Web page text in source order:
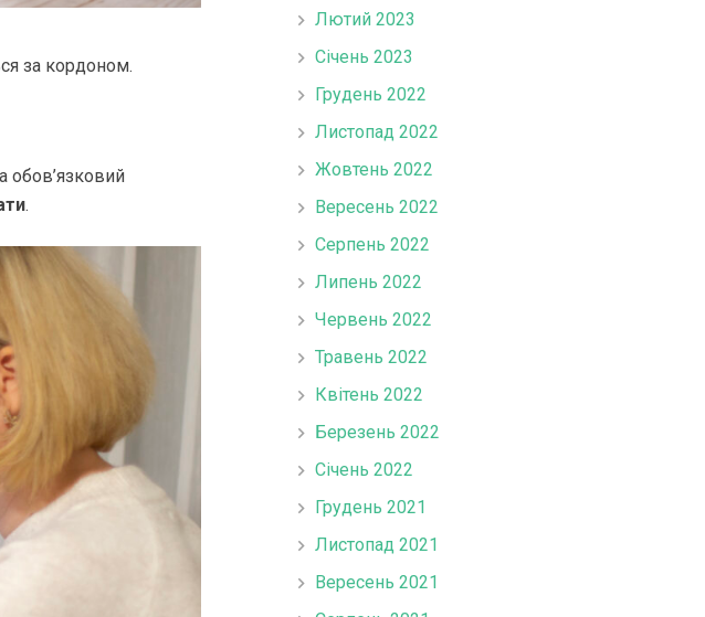
за кордоном.
обов’язковий
.
Лютий 2023
Січень 2023
Грудень 2022
Листопад 2022
Жовтень 2022
Вересень 2022
Серпень 2022
Липень 2022
Червень 2022
Травень 2022
Квітень 2022
Березень 2022
Січень 2022
Грудень 2021
Листопад 2021
Вересень 2021